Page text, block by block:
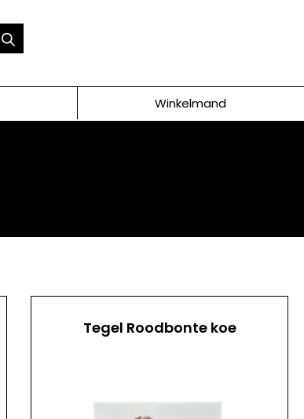
Winkelmand
Tegel Roodbonte koe